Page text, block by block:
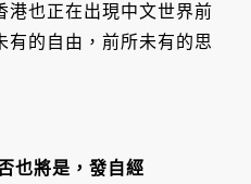
港也正在出現中文世界前
有的自由，前所未有的思
也將是，發自經